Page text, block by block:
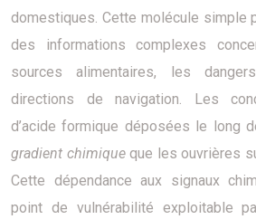
domestiques. Cette molécule simple
des informations complexes
sources alimentaires, les
directions de navigation. Les
d’acide formique déposées le long
gradient chimique que les ouvrières
Cette dépendance aux signaux
point de vulnérabilité exploitable